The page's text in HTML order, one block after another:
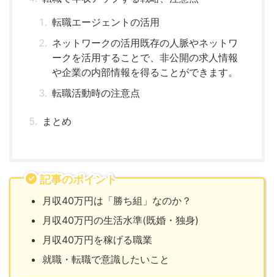
転職エージェントの活用
ネットワークの活用既存の人脈やネットワ
ークを活用することで、非公開の求人情報
や企業の内部情報を得ることができます。
転職活動時の注意点
まとめ
記事のポイント
月収40万円は「勝ち組」なのか？
月収40万円の生活水準(既婚・独身)
月収40万円を稼げる職業
就職・転職で意識したいこと